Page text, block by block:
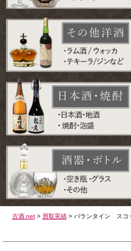
古酒.net> 買取実績> バランタイン ス